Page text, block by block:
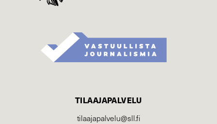
TILAAJAPALVELU
tilaajapalvelu@sll.fi